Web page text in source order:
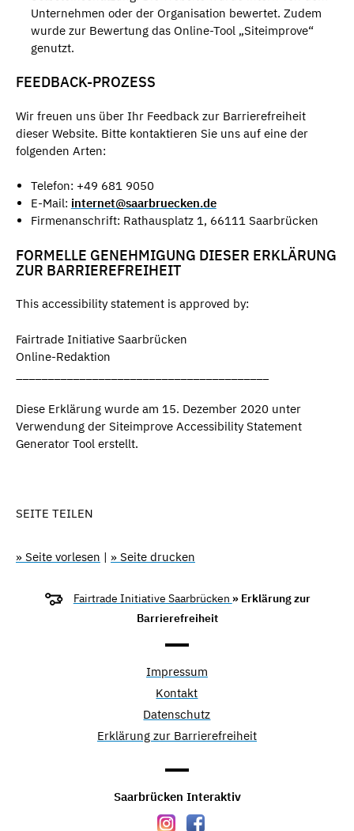
Unternehmen oder der Organisation bewertet. Zudem
wurde zur Bewertung das Online-Tool „Siteimprove“
genutzt.
FEEDBACK-PROZESS
Wir freuen uns über Ihr Feedback zur Barrierefreiheit
dieser Website. Bitte kontaktieren Sie uns auf eine der
folgenden Arten:
Telefon: +49 681 9050
E-Mail: internet@saarbruecken.de
Firmenanschrift: Rathausplatz 1, 66111 Saarbrücken
FORMELLE GENEHMIGUNG DIESER ERKLÄRUNG
ZUR BARRIEREFREIHEIT
This accessibility statement is approved by:
Fairtrade Initiative Saarbrücken
Online-Redaktion
Diese Erklärung wurde am 15. Dezember 2020 unter
Verwendung der Siteimprove Accessibility Statement
Generator Tool erstellt.
SEITE TEILEN
» Seite vorlesen | » Seite drucken
Fairtrade Initiative Saarbrücken » Erklärung zur
Barrierefreiheit
Impressum
Kontakt
Datenschutz
Erklärung zur Barrierefreiheit
Saarbrücken Interaktiv